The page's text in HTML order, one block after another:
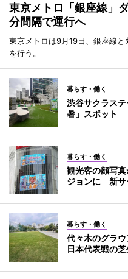
東京メトロ「銀座線」
分間隔で運行へ
東京メトロは9月19日、銀座線
を行う。
暮らす・働く
渋谷サクラス
暑」スポット
暮らす・働く
観光客の顔写
ジョンに 新サ
暮らす・働く
代々木のグラ
日本代表戦の